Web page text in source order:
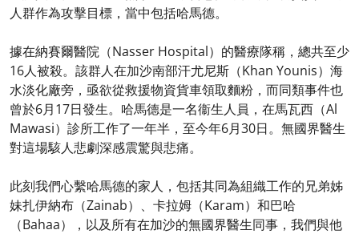
人群作為攻擊目標，當中包括哈馬德。
據在納賽爾醫院（Nasser Hospital）的醫療隊稱，總共至少
16人被殺。該群人在加沙南部汗尤尼斯（Khan Younis）海
水淡化廠旁，亟欲從救援物資貨車領取麵粉，而同類事件也
曾於6月17日發生。哈馬德是一名衞生人員，在馬瓦西（Al
Mawasi）診所工作了一年半，至今年6月30日。無國界醫生
對這場駭人悲劇深感震驚與悲痛。
此刻我們心繫哈馬德的家人，包括其同為組織工作的兄弟姊
妹扎伊納布（Zainab）、卡拉姆（Karam）和巴哈
（Bahaa），以及所有在加沙的無國界醫生同事，我們與他